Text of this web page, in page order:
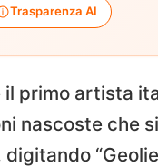
Trasparenza AI
il primo artista
nascoste che
digitando